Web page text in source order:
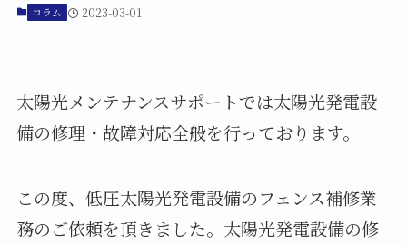
コラム 2023-03-01
太陽光メンテナンスサポートでは太陽光発電設
備の修理・故障対応全般を行っております。
この度、低圧太陽光発電設備のフェンス補修業
務のご依頼を頂きました。太陽光発電設備の修